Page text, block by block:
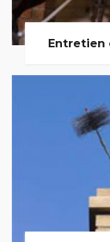
Entretien